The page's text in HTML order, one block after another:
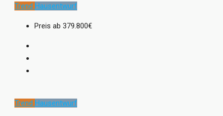
Trend Hausentwurf
Preis ab 379.800€
Trend Hausentwurf